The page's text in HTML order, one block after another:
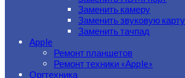
Заменить камеру
Заменить звуковую карту
Заменить тачпад
Apple
Ремонт планшетов
Ремонт техники «Apple»
Оргтехника